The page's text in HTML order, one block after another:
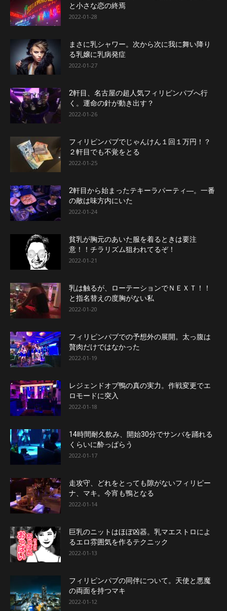
と小さな恋の終焉
2022-01-28
まさに乳シャワー。次から次に我に舞い降り
る乳嬢に乳病発症
2022-01-27
2軒目、名古屋の超人気フィリピンパブへ行
く。運命の針が動き出す？
2022-01-26
フィリピンパブでじゃんけん１回１万円！？
２軒目でも不覚をとる
2022-01-25
2軒目から始まったテキーラパーティ―。一番
の敵は味方内にいた
2022-01-24
貧乳が胸元のあいた服を着るときは要注
意！！チラリズム狙われてるぞ！
2022-01-21
乳は触るが、ローテーションでＮＥＸＴ！！
と指名替えの度胸がない私
2022-01-20
フィリピンパブでの予想外の展開。太っ腹は
贅肉だけではなかった
2022-01-19
レジェンドオブ鴨の真の実力。作戦変更でエ
ロモードに突入
2022-01-18
14時間耐久飲み、開始30分でサンバを踊れる
くらいに酔っぱらう
2022-01-17
走攻守、どれをとっても隙がないフィリピー
ナ、マキ。今宵も鴨となる
2022-01-14
巨乳のニットはほぼ凶器。乳マエストロによ
るエロ雰囲気を作るテクニック
2022-01-13
フィリピンパブの同伴について。天使と悪魔
の両面を持つマキ
2022-01-12